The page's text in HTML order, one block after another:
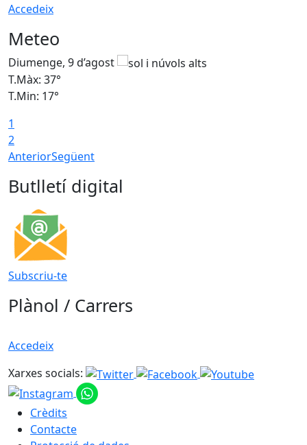
Accedeix
Meteo
Diumenge, 9 d’agost
T.Màx: 37°
T.Min: 17°
1
2
AnteriorSegüent
Butlletí digital
Subscriu-te
Plànol / Carrers
Accedeix
Xarxes socials:
Crèdits
Contacte